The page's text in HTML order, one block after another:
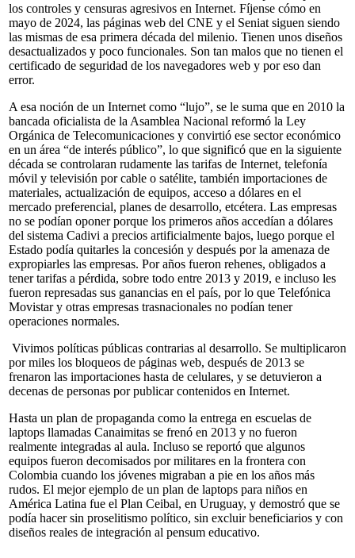
los controles y censuras agresivos en Internet. Fíjense cómo en
mayo de 2024, las páginas web del CNE y el Seniat siguen siendo
las mismas de esa primera década del milenio. Tienen unos diseños
desactualizados y poco funcionales. Son tan malos que no tienen el
certificado de seguridad de los navegadores web y por eso dan
error.
A esa noción de un Internet como “lujo”, se le suma que en 2010 la
bancada oficialista de la Asamblea Nacional reformó la Ley
Orgánica de Telecomunicaciones y convirtió ese sector económico
en un área “de interés público”, lo que significó que en la siguiente
década se controlaran rudamente las tarifas de Internet, telefonía
móvil y televisión por cable o satélite, también importaciones de
materiales, actualización de equipos, acceso a dólares en el
mercado preferencial, planes de desarrollo, etcétera. Las empresas
no se podían oponer porque los primeros años accedían a dólares
del sistema Cadivi a precios artificialmente bajos, luego porque el
Estado podía quitarles la concesión y después por la amenaza de
expropiarles las empresas. Por años fueron rehenes, obligados a
tener tarifas a pérdida, sobre todo entre 2013 y 2019, e incluso les
fueron represadas sus ganancias en el país, por lo que Telefónica
Movistar y otras empresas trasnacionales no podían tener
operaciones normales.
Vivimos políticas públicas contrarias al desarrollo. Se multiplicaron
por miles los bloqueos de páginas web, después de 2013 se
frenaron las importaciones hasta de celulares, y se detuvieron a
decenas de personas por publicar contenidos en Internet.
Hasta un plan de propaganda como la entrega en escuelas de
laptops llamadas Canaimitas se frenó en 2013 y no fueron
realmente integradas al aula. Incluso se reportó que algunos
equipos fueron decomisados por militares en la frontera con
Colombia cuando los jóvenes migraban a pie en los años más
rudos. El mejor ejemplo de un plan de laptops para niños en
América Latina fue el Plan Ceibal, en Uruguay, y demostró que se
podía hacer sin proselitismo político, sin excluir beneficiarios y con
diseños reales de integración al pensum educativo.